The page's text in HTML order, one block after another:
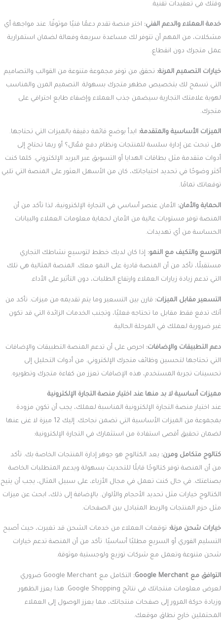
وقتك في تعقيدات تقنية.
خدمة العملاء والدعم الفني: اختر منصة تقدم دعمًا فنيًا موثوقًا. عند مواجهة أي
مشكلات، من المهم أن تتوفر لك مساعدة سريعة وفعالة لضمان استمرارية
عمل متجرك دون انقطاع.
خيارات التصميم المرنة: تحقق من توفر مجموعة متنوعة من القوالب والتصاميم
التي تسمح لك بتخصيص مظهر متجرك بسهولة. التصميم المرن والمناسب
لهوية علامتك التجارية سيضمن جذب العملاء وإضفاء طابع احترافي على
متجرك.
الميزات الأساسية والمتقدمة: ابدأ بوضع قائمة دقيقة بالميزات التي تحتاجها.
هل تبحث عن إدارة سلسة للمنتجات ونظام دفع فعّال؟ أو ربما تحتاج إلى
أدوات متقدمة مثل بطاقات الهدايا أو التسويق عبر البريد الإلكتروني. كلما كنت
أكثر وضوحًا في تحديد احتياجاتك، كان من الأسهل العثور على المنصة التي تلبي
توقعاتك تمامًا.
الحماية والأمان: الأمان عنصر أساسي في التجارة الإلكترونية، لذا تأكد من أن
المنصة توفر مستويات عالية من الأمان لحماية معلومات العملاء والبيانات
الحساسة من أي تهديدات.
التوسع والتكيف مع النمو: إذا كان لديك خطط لتوسيع نشاطك التجاري
مستقبلًا، تأكد من أن المنصة قادرة على النمو معك. المنصة المثالية هي تلك
التي تدعم زيادة زيارات العملاء وارتفاع الطلبات، دون التأثير على الأداء.
التسعير مقابل الميزات: قارن بين التسعير وما يتم تقديمه من ميزات. تأكد من
أنك تدفع فقط مقابل ما تحتاجه فعليًا، وتجنب الخدمات الزائدة التي قد تكون
غير ضرورية لعملك في المرحلة الحالية.
دعم التطبيقات والإضافات: احرص على أن تدعم المنصة التطبيقات والإضافات
التي تحتاجها لتحسين وظائف متجرك الإلكتروني. من أدوات التحليل إلى
تحسينات تجربة المستخدم، هذه الإضافات تعزز من كفاءة متجرك وتطويره.
مميزات أساسية لا بد منها عند اختيار منصة التجارة الإلكترونية
عند اختيار منصة التجارة الإلكترونية المناسبة لعملك، يجب أن تكون مزودة
بمجموعة من الميزات الأساسية التي تضمن نجاحك. إليك 12 ميزة لا غنى عنها
لضمان تحقيق أقصى استفادة من استثمارك في التجارة الإلكترونية:
كتالوج متكامل ومرن: يعد الكتالوج هو جوهر إدارة المنتجات الخاصة بك. تأكد
من أن المنصة توفر كتالوجًا قابلًا للتحديث بسهولة ويدعم المتطلبات الخاصة
بصناعتك. في حال كنت تعمل في مجال الأزياء، على سبيل المثال، يجب أن يتيح
الكتالوج خيارات مثل تحديد الأحجام والألوان. بالإضافة إلى ذلك، ابحث عن ميزات
مثل حزم المنتجات والربط المتبادل بين الصفحات.
خيارات شحن مرنة: توقعات العملاء من خدمات الشحن قد تغيرت، حيث أصبح
التسليم الفوري أو السريع مطلبًا أساسيًا. تأكد من أن المنصة تدعم خيارات
شحن متنوعة وتعمل مع شركات توزيع ولوجستية موثوقة.
التوافق مع Google Merchant:
التكامل مع Google Merchant ضروري
لعرض معلومات منتجاتك في نتائج Google Shopping. هذا يعزز الظهور
وزيادة حركة المرور إلى صفحات منتجاتك، مما يعزز الوصول إلى العملاء
المحتملين خارج نطاق موقعك.